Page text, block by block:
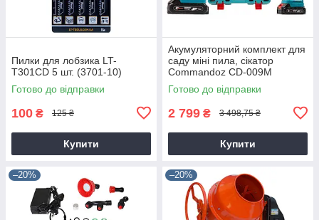
Пилки для лобзика LT-
T301CD 5 шт. (3701-10)
Готово до відправки
100 ₴ 125 ₴
Купити
Акумуляторний комплект для
саду міні пила, сікатор
Commandoz CD-009M
Готово до відправки
2 799 ₴ 3 498,75 ₴
Купити
–20% –20%